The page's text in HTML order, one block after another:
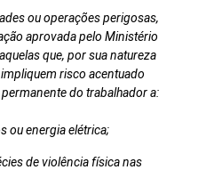
ou operações perigosas,
aprovada pelo Ministério
que, por sua natureza
risco acentuado
do trabalhador a:
ou energia elétrica;
de violência física nas